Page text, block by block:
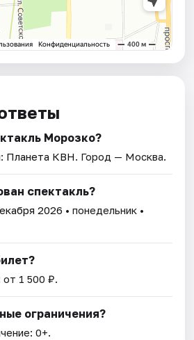
Морозко?
Планета КВН. Город — Москва.
спектакль?
2026 • понедельник •
1 500 ₽.
ограничения?
0+.